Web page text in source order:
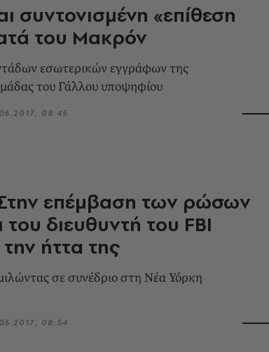
συντονισμένη «επίθεση
του Μακρόν
εσωτερικών εγγράφων της
του Γάλλου υποψηφίου
08:45
επέμβαση των ρώσων
του διευθυντή του FBI
ήττα της
μιλώντας σε συνέδριο στη Νέα Υόρκη
08:54